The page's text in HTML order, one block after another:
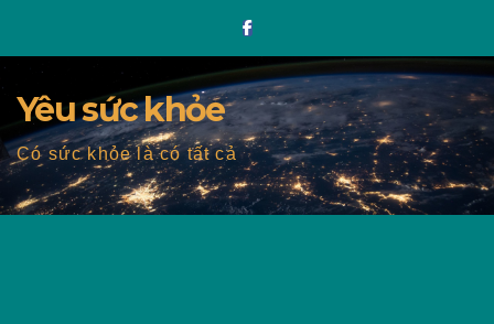
Yêu sức khỏe
Có sức khỏe là có tất cả